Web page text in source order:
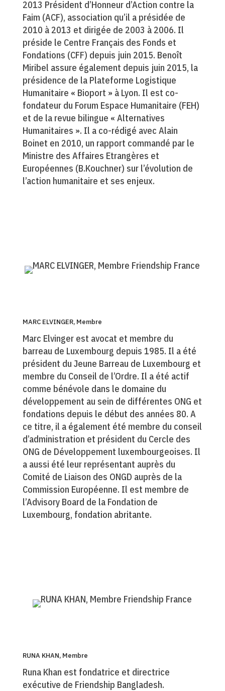
2013 Président d’Honneur d’Action contre la
Faim (ACF), association qu’il a présidée de
2010 à 2013 et dirigée de 2003 à 2006. Il
préside le Centre Français des Fonds et
Fondations (CFF) depuis juin 2015. Benoît
Miribel assure également depuis juin 2015, la
présidence de la Plateforme Logistique
Humanitaire « Bioport » à Lyon. Il est co-
fondateur du Forum Espace Humanitaire (FEH)
et de la revue bilingue « Alternatives
Humanitaires ». Il a co-rédigé avec Alain
Boinet en 2010, un rapport commandé par le
Ministre des Affaires Etrangères et
Européennes (B.Kouchner) sur l’évolution de
l’action humanitaire et ses enjeux.
MARC ELVINGER, Membre
Marc Elvinger est avocat et membre du
barreau de Luxembourg depuis 1985. Il a été
président du Jeune Barreau de Luxembourg et
membre du Conseil de l’Ordre. Il a été actif
comme bénévole dans le domaine du
développement au sein de différentes ONG et
fondations depuis le début des années 80. A
ce titre, il a également été membre du conseil
d’administration et président du Cercle des
ONG de Développement luxembourgeoises. Il
a aussi été leur représentant auprès du
Comité de Liaison des ONGD auprès de la
Commission Européenne. Il est membre de
l’Advisory Board de la Fondation de
Luxembourg, fondation abritante.
RUNA KHAN, Membre
Runa Khan est fondatrice et directrice
exécutive de Friendship Bangladesh.